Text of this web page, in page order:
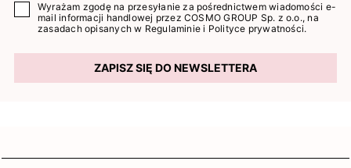
Wyrażam zgodę na przesyłanie za pośrednictwem wiadomości e-
mail informacji handlowej przez COSMO GROUP Sp. z o.o., na
zasadach opisanych w Regulaminie i Polityce prywatności.
ZAPISZ SIĘ DO NEWSLETTERA